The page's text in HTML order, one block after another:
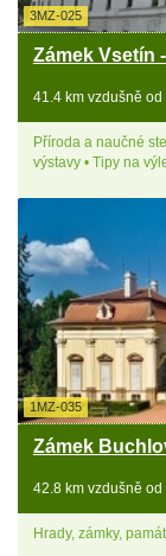
3MZ-025
Zámek Vsetín
41.4 km vzdušně
Příroda a naučné
výstavy • Tipy na
1MZ-035
Zámek
42.8 km vzdušně
Hrady, zámky,